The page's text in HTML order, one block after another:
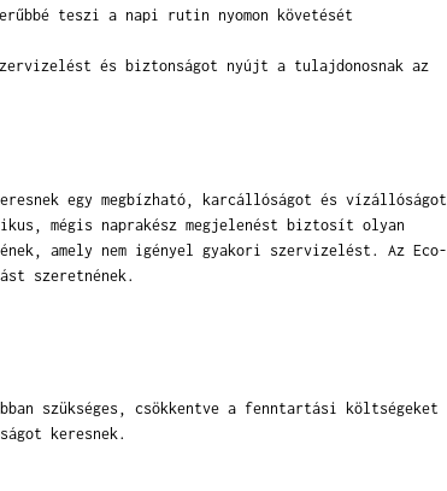
teszi a napi rutin nyomon követését
és biztonságot nyújt a tulajdonosnak az
egy megbízható, karcállóságot és vízállóságot
mégis naprakész megjelenést biztosít olyan
amely nem igényel gyakori szervizelést. Az Eco-
szeretnének.
szükséges, csökkentve a fenntartási költségeket
keresnek.